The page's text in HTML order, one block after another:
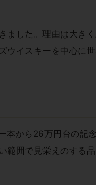
ました。理由は大き
ウイスキーを中心に
から26万円台の記
範囲で見栄えのする